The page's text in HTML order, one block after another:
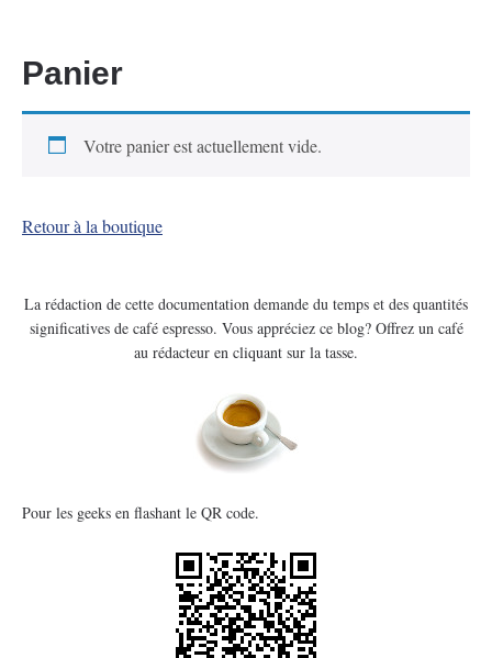
Panier
Votre panier est actuellement vide.
Retour à la boutique
La rédaction de cette documentation demande du temps et des quantités
significatives de café espresso. Vous appréciez ce blog? Offrez un café
au rédacteur en cliquant sur la tasse.
Pour les geeks en flashant le QR code.